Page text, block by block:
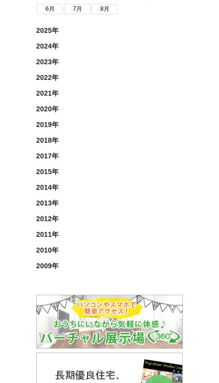
6月 7月 8月
2025年
2024年
2023年
2022年
2021年
2020年
2019年
2018年
2017年
2015年
2014年
2013年
2012年
2011年
2010年
2009年